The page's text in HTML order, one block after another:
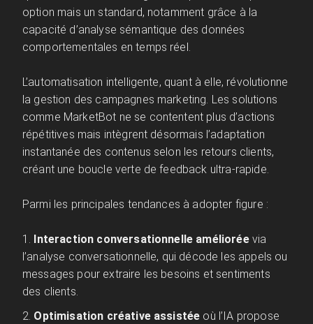
option mais un standard, notamment grâce à la
capacité d’analyse sémantique des données
comportementales en temps réel.
L’automatisation intelligente, quant à elle, révolutionne
la gestion des campagnes marketing. Les solutions
comme MarketBot ne se contentent plus d’actions
répétitives mais intègrent désormais l’adaptation
instantanée des contenus selon les retours clients,
créant une boucle verte de feedback ultra-rapide.
Parmi les principales tendances à adopter figure :
Interaction conversationnelle amélioréevia
l’analyse conversationnelle, qui décode les appels ou
messages pour extraire les besoins et sentiments
des clients.
Optimisation créative assistée où l’IA propose